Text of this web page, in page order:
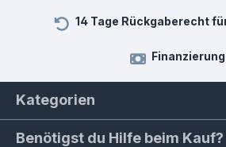
14 Tage Rückgaberecht
Finanzierung
Kategorien
Benötigst du Hilfe beim Kauf?